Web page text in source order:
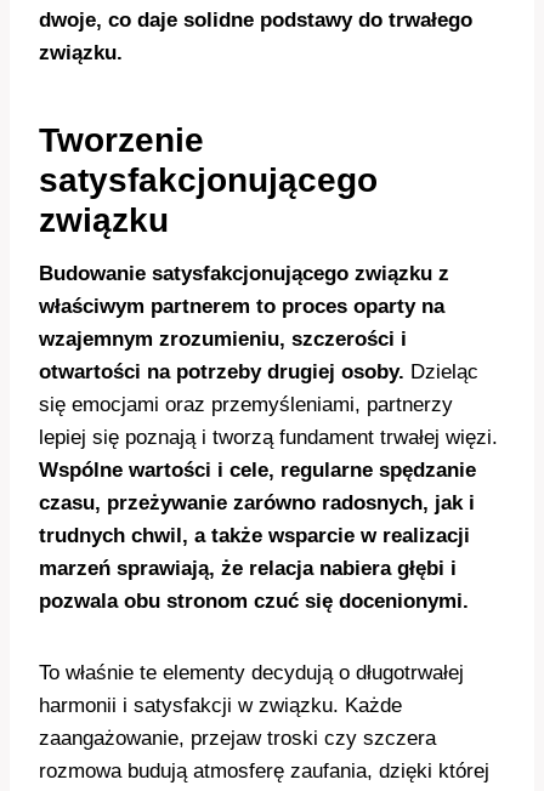
dwoje, co daje solidne podstawy do trwałego
związku.
Tworzenie
satysfakcjonującego
związku
Budowanie satysfakcjonującego związku z
właściwym partnerem to proces oparty na
wzajemnym zrozumieniu, szczerości i
otwartości na potrzeby drugiej osoby. Dzieląc
się emocjami oraz przemyśleniami, partnerzy
lepiej się poznają i tworzą fundament trwałej więzi.
Wspólne wartości i cele, regularne spędzanie
czasu, przeżywanie zarówno radosnych, jak i
trudnych chwil, a także wsparcie w realizacji
marzeń sprawiają, że relacja nabiera głębi i
pozwala obu stronom czuć się docenionymi.
To właśnie te elementy decydują o długotrwałej
harmonii i satysfakcji w związku. Każde
zaangażowanie, przejaw troski czy szczera
rozmowa budują atmosferę zaufania, dzięki której